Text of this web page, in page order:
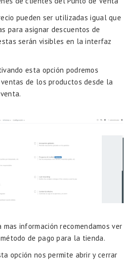
pueden ser utilizadas igual que
para asignar descuentos de
serán visibles en la interfaz
esta opción podremos
de los productos desde la
mas información recomendamos ver
de pago para la tienda.
opción nos permite abrir y cerrar